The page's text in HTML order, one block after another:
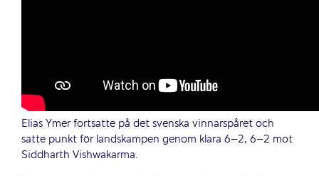
Elias Ymer fortsatte på det svenska vinnarspåret och
satte punkt för landskampen genom klara 6–2, 6–2 mot
Siddharth Vishwakarma.